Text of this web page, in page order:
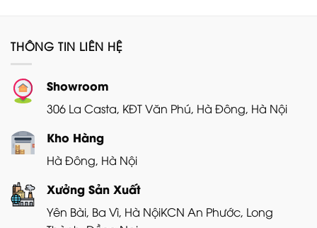
THÔNG TIN LIÊN HỆ
Showroom
306 La Casta, KĐT Văn Phú, Hà Đông, Hà Nội
Kho Hàng
Hà Đông, Hà Nội
Xưởng Sản Xuất
Yên Bài, Ba Vì, Hà NộiKCN An Phước, Long